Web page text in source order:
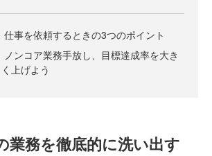
仕事を依頼するときの3つのポイント
ノンコア業務手放し、目標達成率を大き
く上げよう
業務を徹底的に洗い出す